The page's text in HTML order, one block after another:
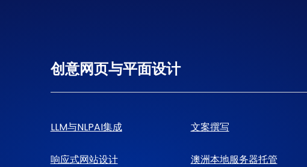
创意网页与平面设计
LLM与NLPAI集成 文案撰写
响应式网站设计 澳洲本地服务器托管